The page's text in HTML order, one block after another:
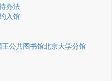
办法
入馆
王公共图书馆北京大学分馆